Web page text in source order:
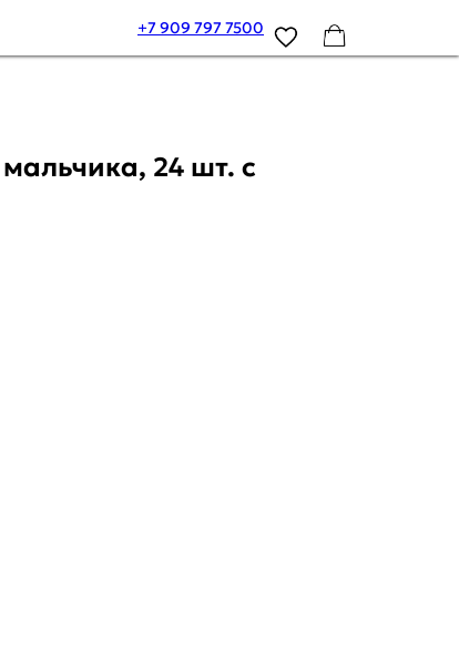
+7 909 797 7500
24 шт. с